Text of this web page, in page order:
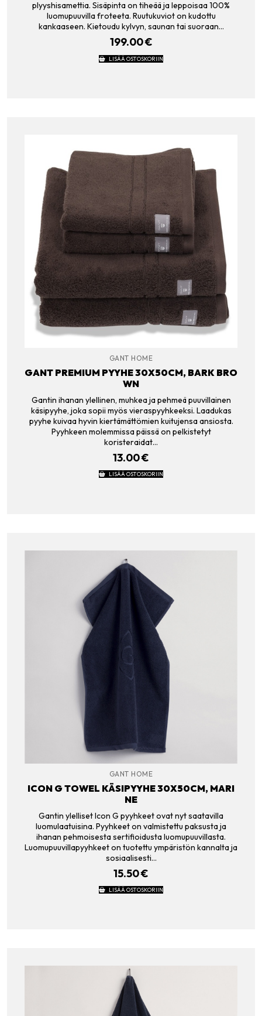
plyyshisamettia. Sisäpinta on tiheää ja leppoisaa 100%
luomupuuvilla froteeta. Ruutukuviot on kudottu
kankaaseen. Kietoudu kylvyn, saunan tai suoraan…
199.00€
LISÄÄ OSTOSKORIIN
GANT HOME
GANT PREMIUM PYYHE 30X50CM, BARK BRO
WN
Gantin ihanan ylellinen, muhkea ja pehmeä puuvillainen
käsipyyhe, joka sopii myös vieraspyyhkeeksi. Laadukas
pyyhe kuivaa hyvin kiertämättömien kuitujensa ansiosta.
Pyyhkeen molemmissa päissä on pelkistetyt
koristeraidat…
13.00€
LISÄÄ OSTOSKORIIN
GANT HOME
ICON G TOWEL KÄSIPYYHE 30X50CM, MARI
NE
Gantin ylelliset Icon G pyyhkeet ovat nyt saatavilla
luomulaatuisina. Pyyhkeet on valmistettu paksusta ja
ihanan pehmoisesta sertifioidusta luomupuuvillasta.
Luomupuuvillapyyhkeet on tuotettu ympäristön kannalta ja
sosiaalisesti…
15.50€
LISÄÄ OSTOSKORIIN